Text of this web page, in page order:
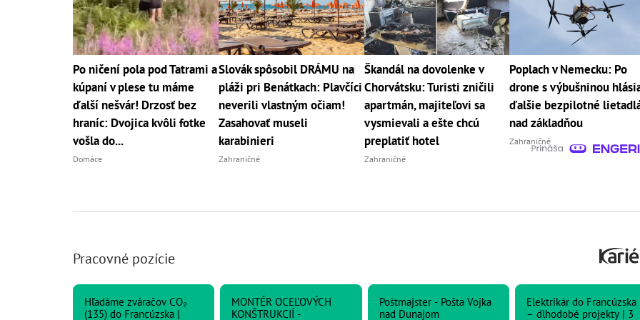
Po ničení pola pod Tatrami a
kúpaní v plese tu máme
ďalší nešvár! Drzosť bez
hraníc: Dvojica kvôli fotke
vošla do...
Domáce
Slovák spôsobil DRÁMU na
pláži pri Benátkach: Plavčíci
neverili vlastným očiam!
Zasahovať museli
karabinieri
Zahraničné
Škandál na dovolenke v
Chorvátsku: Turisti zničili
apartmán, majiteľovi sa
vysmievali a ešte chcú
preplatiť hotel
Zahraničné
Poplach v Nemecku: Po
drone s výbušninou
ďalšie bezpilotné
nad základňou
Zahraničné
Pracovné pozície
Hľadáme zváračov CO₂
(135) do Francúzska |
MONTÉR OCEĽOVÝCH
KONŠTRUKCIÍ -
Poštmajster - Pošta Vojka
nad Dunajom
Elektrikár do Francúzska
– dlhodobé projekty | 3